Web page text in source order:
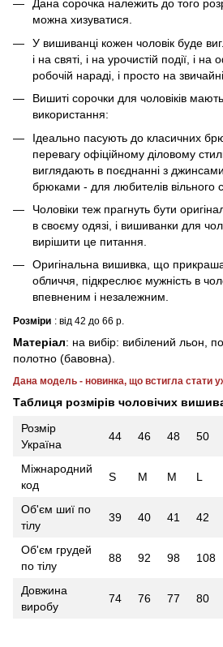
Дана сорочка належить до того
можна хизуватися.
У вишиванці кожен чоловік буде
і на святі, і на урочистій події, і на
робочій нараді, і просто на
Вишиті сорочки для чоловіків
використання:
Ідеально пасують до класичних
перевагу офіційному діловому
виглядають в поєднанні з
брюками - для любителів вільного
Чоловіки теж прагнуть бути
в своєму одязі, і вишиванки для
вирішити це питання.
Оригінальна вишивка, що
обличчя, підкреслює мужність в
впевненим і незалежним.
Розміри : від 42 до 66 р.
Матеріал: на вибір: вибілений льон,
полотно (бавовна).
Дана модель - новинка, що встигла стати
Таблиця розмірів чоловічих
Розмір
Україна
44 46 48 50
Міжнародний
код
S M M L
Об'єм шиї по
тілу
39 40 41 42
Об'єм грудей
по тілу
88 92 98 108
Довжина
виробу
74 76 77 80